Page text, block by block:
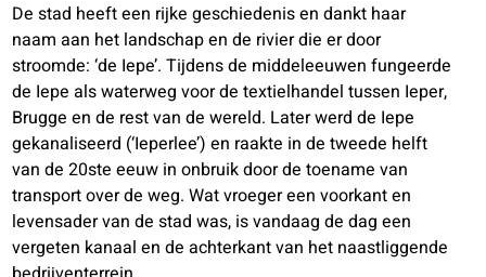
De stad heeft een rijke geschiedenis en dankt haar
naam aan het landschap en de rivier die er door
stroomde: ‘de Iepe’. Tijdens de middeleeuwen fungeerde
de Iepe als waterweg voor de textielhandel tussen Ieper,
Brugge en de rest van de wereld. Later werd de Iepe
gekanaliseerd (‘Ieperlee’) en raakte in de tweede helft
van de 20ste eeuw in onbruik door de toename van
transport over de weg. Wat vroeger een voorkant en
levensader van de stad was, is vandaag de dag een
vergeten kanaal en de achterkant van het naastliggende